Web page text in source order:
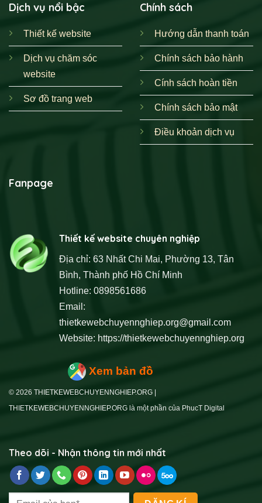
Dịch vụ nổi bậc
Thiết kế website
Dịch vụ chăm sóc
website
Sơ đồ trang web
Chính sách
Hướng dẫn thanh toán
Chính sách bảo hành
Cính sách hoàn tiền
Chính sách bảo mật
Điều khoản dịch vụ
Fanpage
Thiết kế website chuyên nghiệp
Địa chỉ: 63 Nhất Chi Mai, Phường 13, Tân
Bình, Thành phố Hồ Chí Minh
Hotline: 0898561686
Email:
thietkewebchuyennghiep.org@gmail.com
Website: https://thietkewebchuyennghiep.org
Xem bản đồ
© 2026 THIETKEWEBCHUYENNGHIEP.ORG |
THIETKEWEBCHUYENNGHIEP.ORG là một phần của PhucT Digital
Theo dõi - Nhận thông tin mới nhất